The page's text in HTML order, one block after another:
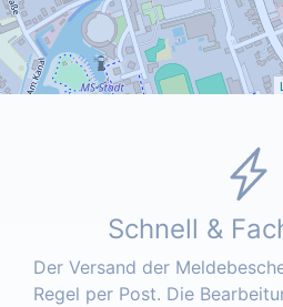
Schnell &
Der Versand der
Regel per Post. Die